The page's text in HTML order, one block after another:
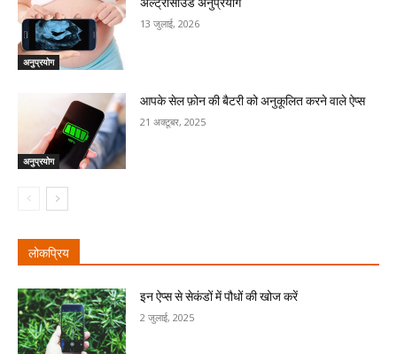
अनुप्रयोग
13 जुलाई, 2026
अनुप्रयोग
आपके सेल फ़ोन की बैटरी को अनुकूलित करने वाले ऐप्स
21 अक्टूबर, 2025
लोकप्रिय
इन ऐप्स से सेकंडों में पौधों की खोज करें
2 जुलाई, 2025